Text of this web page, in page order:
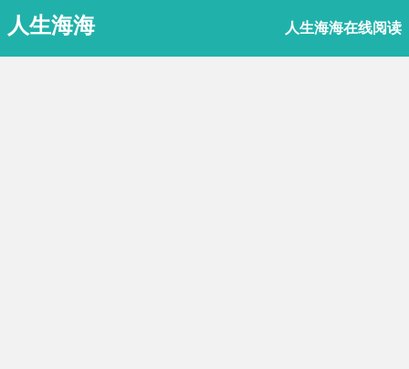
人生海海 人生海海在线阅读